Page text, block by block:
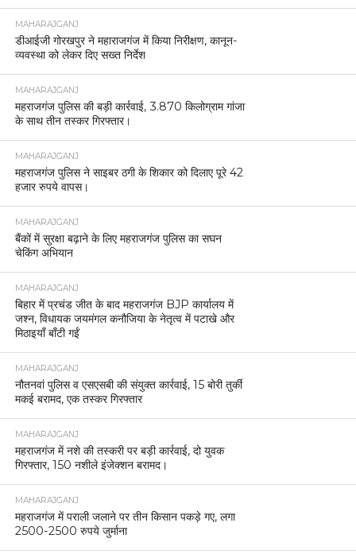
MAHARAJGANJ
डीआईजी गोरखपुर ने महाराजगंज में किया निरीक्षण, कानून-
व्यवस्था को लेकर दिए सख्त निर्देश
MAHARAJGANJ
महराजगंज पुलिस की बड़ी कार्रवाई, 3.870 किलोग्राम गांजा
के साथ तीन तस्कर गिरफ्तार।
MAHARAJGANJ
महराजगंज पुलिस ने साइबर ठगी के शिकार को दिलाए पूरे 42
हजार रुपये वापस।
MAHARAJGANJ
बैंकों में सुरक्षा बढ़ाने के लिए महराजगंज पुलिस का सघन
चेकिंग अभियान
MAHARAJGANJ
बिहार में प्रचंड जीत के बाद महराजगंज BJP कार्यालय में
जश्न, विधायक जयमंगल कनौजिया के नेतृत्व में पटाखे और
मिठाइयाँ बाँटी गईं
MAHARAJGANJ
नौतनवां पुलिस व एसएसबी की संयुक्त कार्रवाई, 15 बोरी तुर्की
मकई बरामद, एक तस्कर गिरफ्तार
MAHARAJGANJ
महराजगंज में नशे की तस्करी पर बड़ी कार्रवाई, दो युवक
गिरफ्तार, 150 नशीले इंजेक्शन बरामद।
MAHARAJGANJ
महराजगंज में पराली जलाने पर तीन किसान पकड़े गए, लगा
2500-2500 रुपये जुर्माना